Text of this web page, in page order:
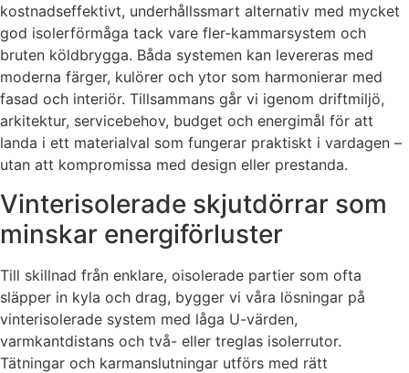
kostnadseffektivt, underhållssmart alternativ med mycket
god isolerförmåga tack vare fler-kammarsystem och
bruten köldbrygga. Båda systemen kan levereras med
moderna färger, kulörer och ytor som harmonierar med
fasad och interiör. Tillsammans går vi igenom driftmiljö,
arkitektur, servicebehov, budget och energimål för att
landa i ett materialval som fungerar praktiskt i vardagen –
utan att kompromissa med design eller prestanda.
Vinterisolerade skjutdörrar som
minskar energiförluster
Till skillnad från enklare, oisolerade partier som ofta
släpper in kyla och drag, bygger vi våra lösningar på
vinterisolerade system med låga U-värden,
varmkantdistans och två- eller treglas isolerrutor.
Tätningar och karmanslutningar utförs med rätt